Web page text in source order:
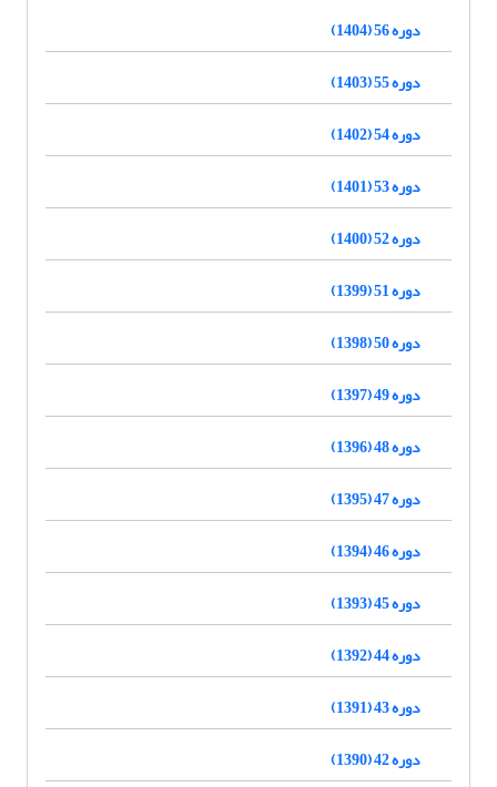
دوره 56 (1404)
دوره 55 (1403)
دوره 54 (1402)
دوره 53 (1401)
دوره 52 (1400)
دوره 51 (1399)
دوره 50 (1398)
دوره 49 (1397)
دوره 48 (1396)
دوره 47 (1395)
دوره 46 (1394)
دوره 45 (1393)
دوره 44 (1392)
دوره 43 (1391)
دوره 42 (1390)